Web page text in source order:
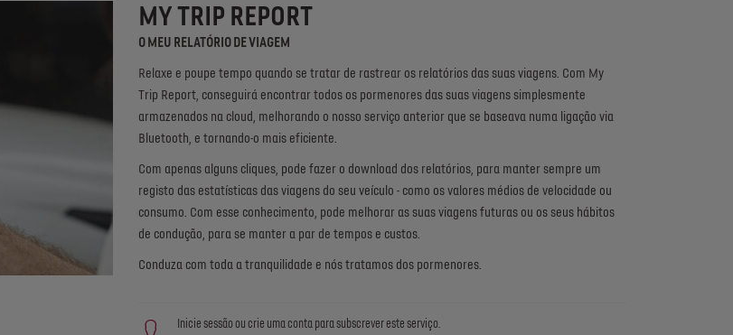
MY TRIP REPORT
O MEU RELATÓRIO DE VIAGEM
Relaxe e poupe tempo quando se tratar de rastrear os relatórios das suas viagens. Com My
Trip Report, conseguirá encontrar todos os pormenores das suas viagens simplesmente
armazenados na cloud, melhorando o nosso serviço anterior que se baseava numa ligação via
Bluetooth, e tornando-o mais eficiente.
Com apenas alguns cliques, pode fazer o download dos relatórios, para manter sempre um
registo das estatísticas das viagens do seu veículo - como os valores médios de velocidade ou
consumo. Com esse conhecimento, pode melhorar as suas viagens futuras ou os seus hábitos
de condução, para se manter a par de tempos e custos.
Conduza com toda a tranquilidade e nós tratamos dos pormenores.
Inicie sessão ou crie uma conta para subscrever este serviço.